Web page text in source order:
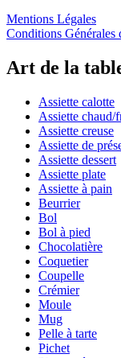
Mentions Légales
Conditions Générales
Art de la
Assiette calotte
Assiette chaud/
Assiette creuse
Assiette de
Assiette dessert
Assiette plate
Assiette à pain
Beurrier
Bol
Bol à pied
Chocolatière
Coquetier
Coupelle
Crémier
Moule
Mug
Pelle à tarte
Pichet